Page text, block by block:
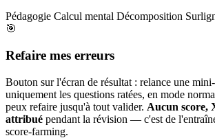
Pédagogie Calcul mental Décomposition
🎯
Refaire mes erreurs
Bouton sur l'écran de résultat : relance une
uniquement les questions ratées, en mode
peux refaire jusqu'à tout valider. Aucun score,
attribué pendant la révision — c'est de
score-farming.